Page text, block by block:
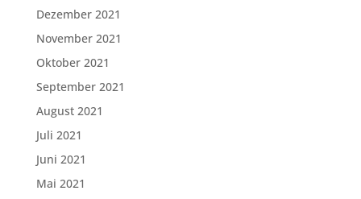
Dezember 2021
November 2021
Oktober 2021
September 2021
August 2021
Juli 2021
Juni 2021
Mai 2021